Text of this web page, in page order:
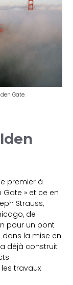
Gate.
premier à
» et ce en
Strauss,
de
pour un pont
dans la mise en
déjà construit
travaux